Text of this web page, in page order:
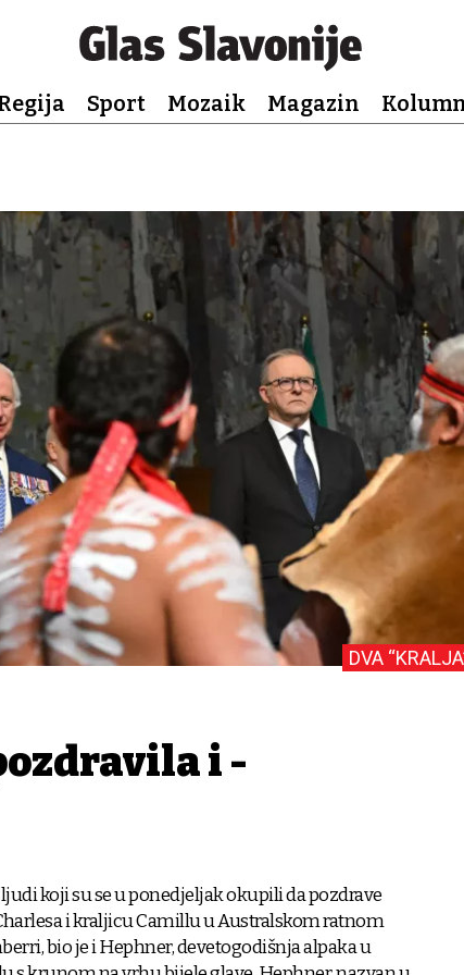
Sport Mozaik Magazin
DVA
i -
koji su se u ponedjeljak okupili da pozdrave
i kraljicu Camillu u Australskom ratnom
bio je i Hephner, devetogodišnja alpaka u